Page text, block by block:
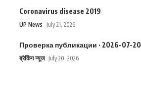
Coronavirus disease 2019
UP News July 21, 2026
Проверка публикации · 2026-07-20
ब्रेकिंग न्यूज July 20, 2026